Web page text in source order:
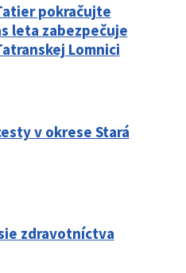
pokračujte
leta zabezpečuje
Lomnici
v okrese Stará
zdravotníctva